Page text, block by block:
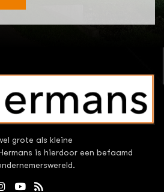
grote als kleine
is hierdoor een befaamd